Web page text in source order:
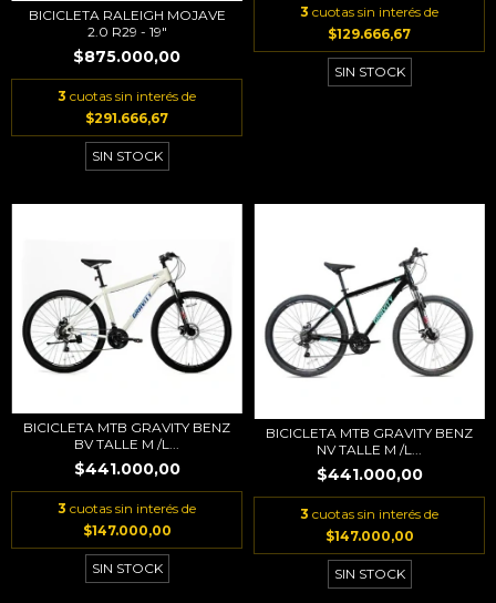
BICICLETA RALEIGH MOJAVE
2.0 R29 - 19"
$875.000,00
3 cuotas sin interés de
$291.666,67
SIN STOCK
3 cuotas sin interés de
$129.666,67
SIN STOCK
BICICLETA MTB GRAVITY BENZ
BV TALLE M /L...
$441.000,00
3 cuotas sin interés de
$147.000,00
SIN STOCK
BICICLETA MTB GRAVITY BENZ
NV TALLE M /L...
$441.000,00
3 cuotas sin interés de
$147.000,00
SIN STOCK